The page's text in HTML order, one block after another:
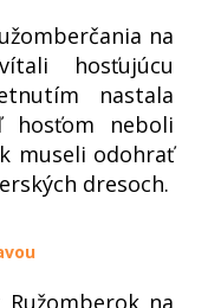
na
hosťujúcu
nastala
hosťom neboli
museli odohrať
dresoch.
na